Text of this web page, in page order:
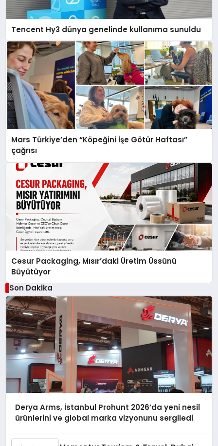
Tencent Hy3 dünya genelinde kullanıma sunuldu
Mars Türkiye’den “Köpeğini İşe Götür Haftası”
çağrısı
Cesur Packaging, Mısır’daki Üretim Üssünü
Büyütüyor
Son Dakika
Derya Arms, İstanbul Prohunt 2026’da yeni nesil
ürünlerini ve global marka vizyonunu sergiledi